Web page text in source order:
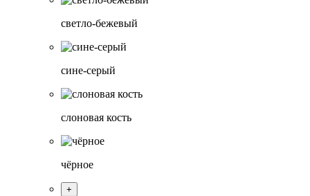
светло-бежевый
сине-серый
слоновая кость
чёрное
+